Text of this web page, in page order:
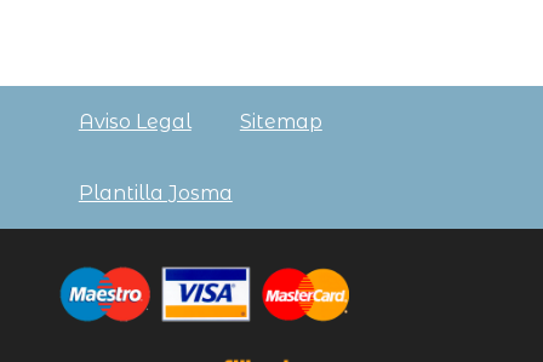
Aviso Legal Sitemap
Plantilla Josma